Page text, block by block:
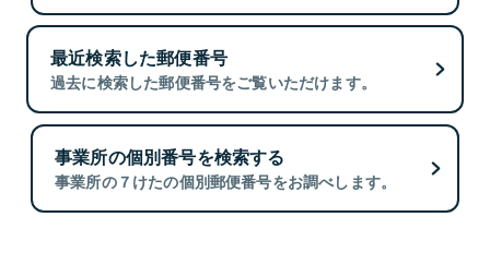
最近検索した郵便番号
過去に検索した郵便番号をご覧いただけます。
事業所の個別番号を検索する
事業所の７けたの個別郵便番号をお調べします。